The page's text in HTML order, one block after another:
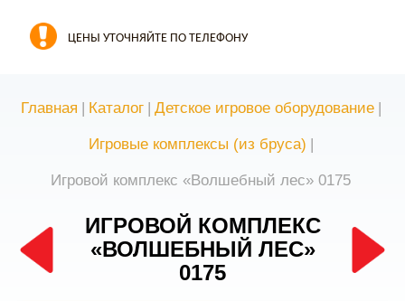
ЦЕНЫ УТОЧНЯЙТЕ ПО ТЕЛЕФОНУ
Главная | Каталог | Детское игровое оборудование |
Игровые комплексы (из бруса) |
Игровой комплекс «Волшебный лес» 0175
ИГРОВОЙ КОМПЛЕКС
«ВОЛШЕБНЫЙ ЛЕС»
0175